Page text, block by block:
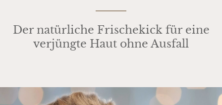
Der natürliche Frischekick für eine
verjüngte Haut ohne Ausfall